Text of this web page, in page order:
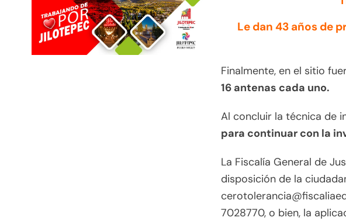
Le dan 43 años de
Finalmente, en el sitio
16 antenas cada uno.
Al concluir la técnica de
para continuar con la
La Fiscalía General de
disposición de la
7028770, o bien, la